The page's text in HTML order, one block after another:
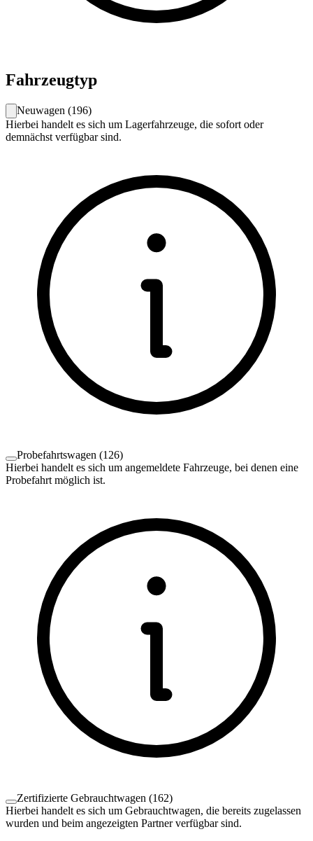
Fahrzeugtyp
Neuwagen (196)
Hierbei handelt es sich um Lagerfahrzeuge, die sofort oder
demnächst verfügbar sind.
Probefahrtswagen (126)
Hierbei handelt es sich um angemeldete Fahrzeuge, bei denen eine
Probefahrt möglich ist.
Zertifizierte Gebrauchtwagen (162)
Hierbei handelt es sich um Gebrauchtwagen, die bereits zugelassen
wurden und beim angezeigten Partner verfügbar sind.